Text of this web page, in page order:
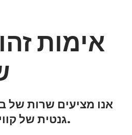
אימות
אנו מציעים שרות של
גנטית של קווי תאים ע"פ דרישה.